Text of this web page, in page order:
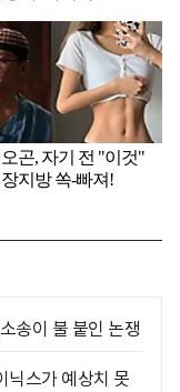
송이 불 붙인 논쟁
스가 예상치 못